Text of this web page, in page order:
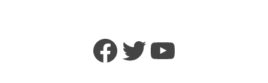
Sve
trajalo
Facebook
TwitterYouTube